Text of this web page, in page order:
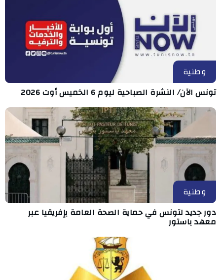
وطنية
تونس الآن/ النشرة الصباحية ليوم 6 الخميس أوت 2026
وطنية
دور جديد لتونس في حماية الصحة العامة بإفريقيا عبر
معهد باستور